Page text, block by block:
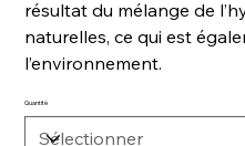
résultat du mélange de
naturelles, ce qui est
l’environnement.
Quantité